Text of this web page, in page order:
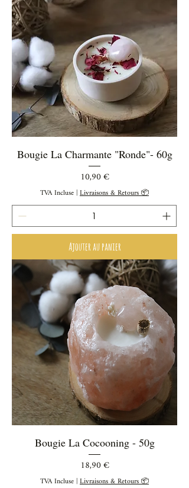
Bougie La Charmante "Ronde"- 60g
Prix
10,90 €
TVA Incluse|Livraisons & Retours 📦
Ajouter au panier
Bougie La Cocooning - 50g
Prix
18,90 €
TVA Incluse|Livraisons & Retours 📦